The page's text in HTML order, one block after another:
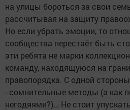
на улицы бороться за свои
рассчитывая на защиту
Но если убрать эмоции, то
сообщества перестаёт быть
эти ребята не марки
команду, находящуюся на
правопорядка. С одной
- сомнительные методы (а как
негодяями?)… Не стоит